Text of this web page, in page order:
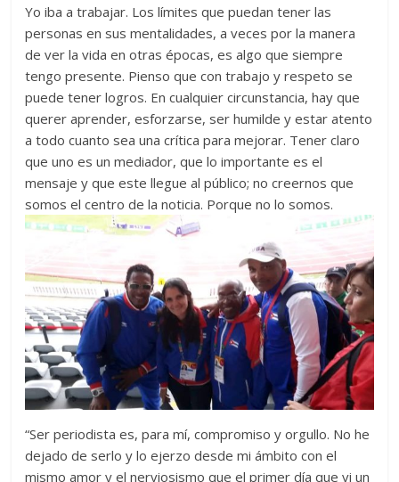
Yo iba a trabajar. Los límites que puedan tener las
personas en sus mentalidades, a veces por la manera
de ver la vida en otras épocas, es algo que siempre
tengo presente. Pienso que con trabajo y respeto se
puede tener logros. En cualquier circunstancia, hay que
querer aprender, esforzarse, ser humilde y estar atento
a todo cuanto sea una crítica para mejorar. Tener claro
que uno es un mediador, que lo importante es el
mensaje y que este llegue al público; no creernos que
somos el centro de la noticia. Porque no lo somos.
“Ser periodista es, para mí, compromiso y orgullo. No he
dejado de serlo y lo ejerzo desde mi ámbito con el
mismo amor y el nerviosismo que el primer día que vi un